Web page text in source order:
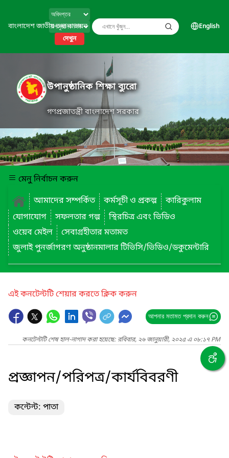
বাংলাদেশ জাতীয় তথ্য বাতায়ন
দেখুন
English
উপানুষ্ঠানিক শিক্ষা ব্যুরো
গণপ্রজাতন্ত্রী বাংলাদেশ সরকার
মেনু নির্বাচন করুন
আমাদের সম্পর্কিত
কর্মসূচী ও প্রকল্প
কারিকুলাম
যোগাযোগ
সফলতার গল্প
স্থিরচিত্র এবং ভিডিও
ওয়েব মেইল
সেবাগ্রহীতার মতামত
জুলাই পুনর্জাগরণ অনুষ্ঠানমালার টিভিসি/ভিডিও/ডকুমেন্টারি
এই কনটেন্টটি শেয়ার করতে ক্লিক করুন
আপনার মতামত প্রদান করুন
কনটেন্টটি শেষ হাল-নাগাদ করা হয়েছে: রবিবার, ২৬ জানুয়ারী, ২০২৫ এ ০৮:১৭ PM
প্রজ্ঞাপন/পরিপত্র/কার্যবিবরণী
কন্টেন্ট: পাতা